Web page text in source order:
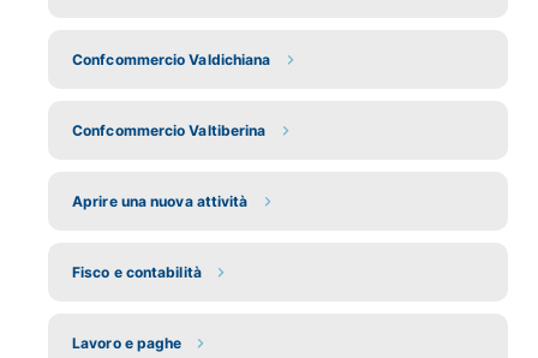
Confcommercio Valdichiana
Confcommercio Valtiberina
Aprire una nuova attività
Fisco e contabilità
Lavoro e paghe